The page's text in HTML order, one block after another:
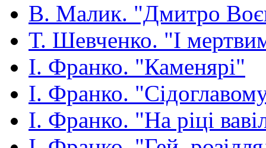
В. Малик. "Дмитро
Т. Шевченко. "І
І. Франко. "Каменярі"
І. Франко.
І. Франко. "На ріці